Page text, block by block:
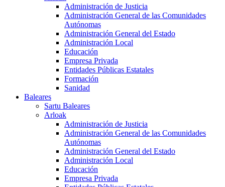
Administración de Justicia
Administración General de las Comunidades
Autónomas
Administración General del Estado
Administración Local
Educación
Empresa Privada
Entidades Públicas Estatales
Formación
Sanidad
Baleares
Sartu Baleares
Arloak
Administración de Justicia
Administración General de las Comunidades
Autónomas
Administración General del Estado
Administración Local
Educación
Empresa Privada